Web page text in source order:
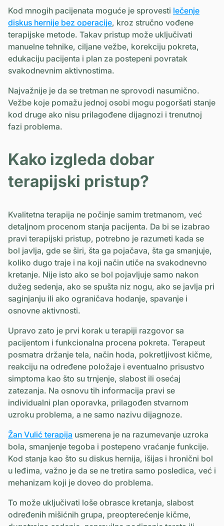
Kod mnogih pacijenata moguće je sprovesti lečenje
diskus hernije bez operacije, kroz stručno vođene
terapijske metode. Takav pristup može uključivati
manuelne tehnike, ciljane vežbe, korekciju pokreta,
edukaciju pacijenta i plan za postepeni povratak
svakodnevnim aktivnostima.
Najvažnije je da se tretman ne sprovodi nasumično.
Vežbe koje pomažu jednoj osobi mogu pogoršati stanje
kod druge ako nisu prilagođene dijagnozi i trenutnoj
fazi problema.
Kako izgleda dobar
terapijski pristup?
Kvalitetna terapija ne počinje samim tretmanom, već
detaljnom procenom stanja pacijenta. Da bi se izabrao
pravi terapijski pristup, potrebno je razumeti kada se
bol javlja, gde se širi, šta ga pojačava, šta ga smanjuje,
koliko dugo traje i na koji način utiče na svakodnevno
kretanje. Nije isto ako se bol pojavljuje samo nakon
dužeg sedenja, ako se spušta niz nogu, ako se javlja pri
saginjanju ili ako ograničava hodanje, spavanje i
osnovne aktivnosti.
Upravo zato je prvi korak u terapiji razgovor sa
pacijentom i funkcionalna procena pokreta. Terapeut
posmatra držanje tela, način hoda, pokretljivost kičme,
reakciju na određene položaje i eventualno prisustvo
simptoma kao što su trnjenje, slabost ili osećaj
zatezanja. Na osnovu tih informacija pravi se
individualni plan oporavka, prilagođen stvarnom
uzroku problema, a ne samo nazivu dijagnoze.
Žan Vulić terapija usmerena je na razumevanje uzroka
bola, smanjenje tegoba i postepeno vraćanje funkcije.
Kod stanja kao što su diskus hernija, išijas i hronični bol
u leđima, važno je da se ne tretira samo posledica, već i
mehanizam koji je doveo do problema.
To može uključivati loše obrasce kretanja, slabost
određenih mišićnih grupa, preopterećenje kičme,